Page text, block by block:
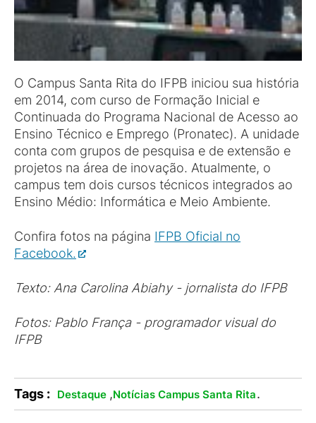
O Campus Santa Rita do IFPB iniciou sua história
em 2014, com curso de Formação Inicial e
Continuada do Programa Nacional de Acesso ao
Ensino Técnico e Emprego (Pronatec). A unidade
conta com grupos de pesquisa e de extensão e
projetos na área de inovação. Atualmente, o
campus tem dois cursos técnicos integrados ao
Ensino Médio: Informática e Meio Ambiente.
Confira fotos na página IFPB Oficial no
Facebook.
Texto: Ana Carolina Abiahy - jornalista do IFPB
Fotos: Pablo França - programador visual do
IFPB
Tags : Destaque ,Notícias Campus Santa Rita.